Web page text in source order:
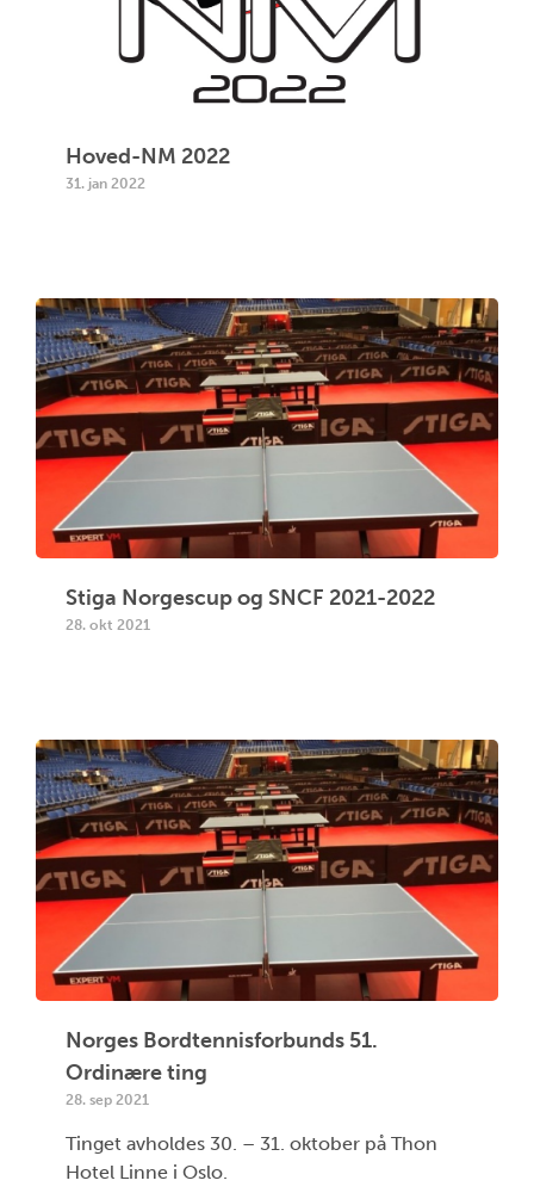
Hoved-NM 2022
31. jan 2022
Stiga Norgescup og SNCF 2021-2022
28. okt 2021
Norges Bordtennisforbunds 51.
Ordinære ting
28. sep 2021
Tinget avholdes 30. – 31. oktober på Thon
Hotel Linne i Oslo.